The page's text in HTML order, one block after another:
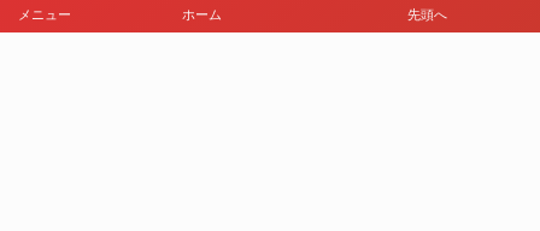
メニュー ホーム 先頭へ